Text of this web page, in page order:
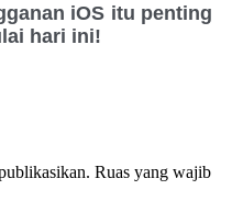
iOS itu penting
hari ini!
Ruas yang wajib